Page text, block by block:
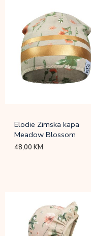
Elodie Zimska kapa
Meadow Blossom
48,00KM